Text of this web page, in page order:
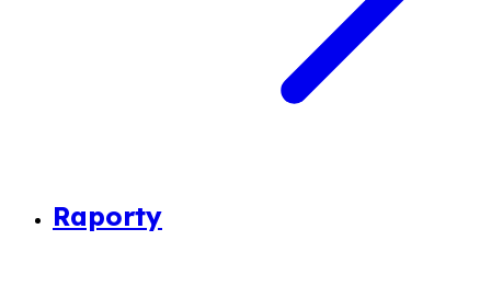
Raporty